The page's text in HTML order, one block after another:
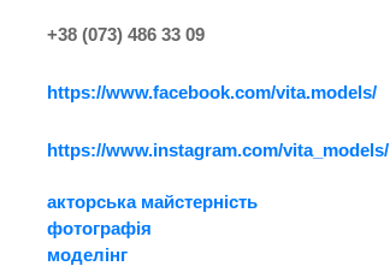
+38 (073) 486 33 09
https://www.facebook.com/vita.models/
https://www.instagram.com/vita_models/
акторська майстерність
фотографія
моделінг